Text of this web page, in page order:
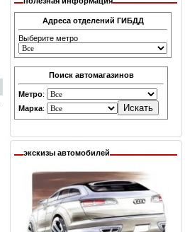
Адреса отделений ГИБДД
Выберите метро
Поиск автомагазинов
Метро:
Марка:
экскизы автомобилей